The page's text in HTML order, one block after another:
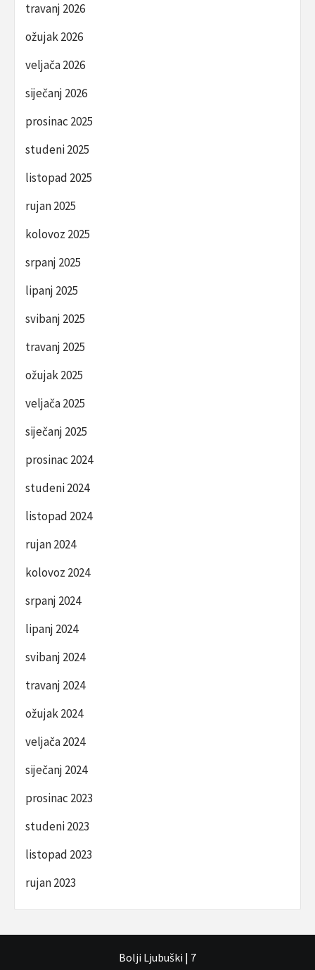
travanj 2026
ožujak 2026
veljača 2026
siječanj 2026
prosinac 2025
studeni 2025
listopad 2025
rujan 2025
kolovoz 2025
srpanj 2025
lipanj 2025
svibanj 2025
travanj 2025
ožujak 2025
veljača 2025
siječanj 2025
prosinac 2024
studeni 2024
listopad 2024
rujan 2024
kolovoz 2024
srpanj 2024
lipanj 2024
svibanj 2024
travanj 2024
ožujak 2024
veljača 2024
siječanj 2024
prosinac 2023
studeni 2023
listopad 2023
rujan 2023
Bolji Ljubuški | 7